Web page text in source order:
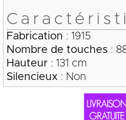
Fabrication : 1915
Nombre de touches :
Hauteur: 131 cm
Silencieux : Non